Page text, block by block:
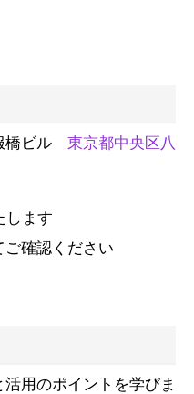
橋ビル 東京都中央区八
します
確認ください
用のポイントを学びま